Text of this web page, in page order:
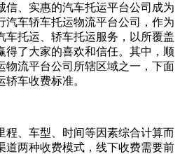
信、实惠的汽车托运平台公司成为
汽车轿车托运物流平台公司，作为
车托运、轿车托运服务，以所覆盖
得了大家的喜欢和信任。其中，顺
物流平台公司所辖区域之一，下面
车收费标准。
程、车型、时间等因素综合计算而
道两种收费模式，线下收费需要前